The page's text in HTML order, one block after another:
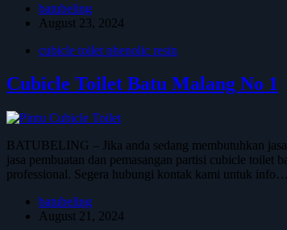
batubeling
August 23, 2024
cubicle toilet phenolic resin
Cubicle Toilet Batu Malang No 1
BATUBELING – Jika anda sedang membutuhkan
jasa pembuatan dan pemasangan partisi cubicle
professional. Segera hubungi kontak kami untuk info…
batubeling
August 21, 2024